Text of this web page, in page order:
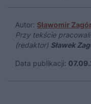
Autor: Sławomir
Przy tekście
(redaktor) Sławek
Data publikacji: